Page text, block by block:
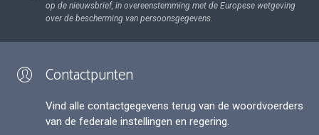
op de nieuwsbrief, in overeenstemming met de Europese wetgeving
over de bescherming van persoonsgegevens.
Contactpunten
Vind alle contactgegevens terug van de woordvoerders
van de federale instellingen en regering.